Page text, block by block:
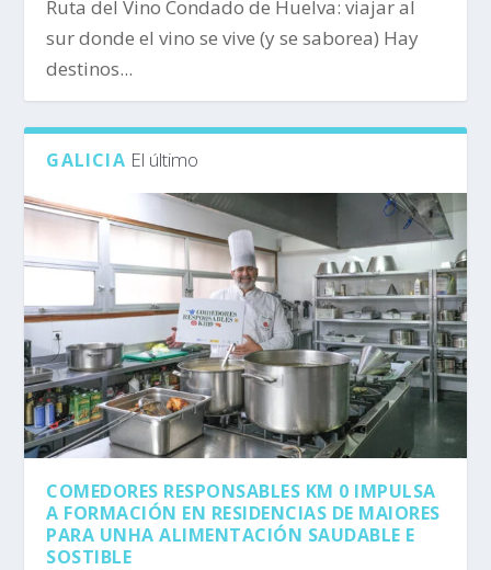
Ruta del Vino Condado de Huelva: viajar al
sur donde el vino se vive (y se saborea) Hay
destinos...
GALICIA El último
COMEDORES RESPONSABLES KM 0 IMPULSA
A FORMACIÓN EN RESIDENCIAS DE MAIORES
PARA UNHA ALIMENTACIÓN SAUDABLE E
SOSTIBLE